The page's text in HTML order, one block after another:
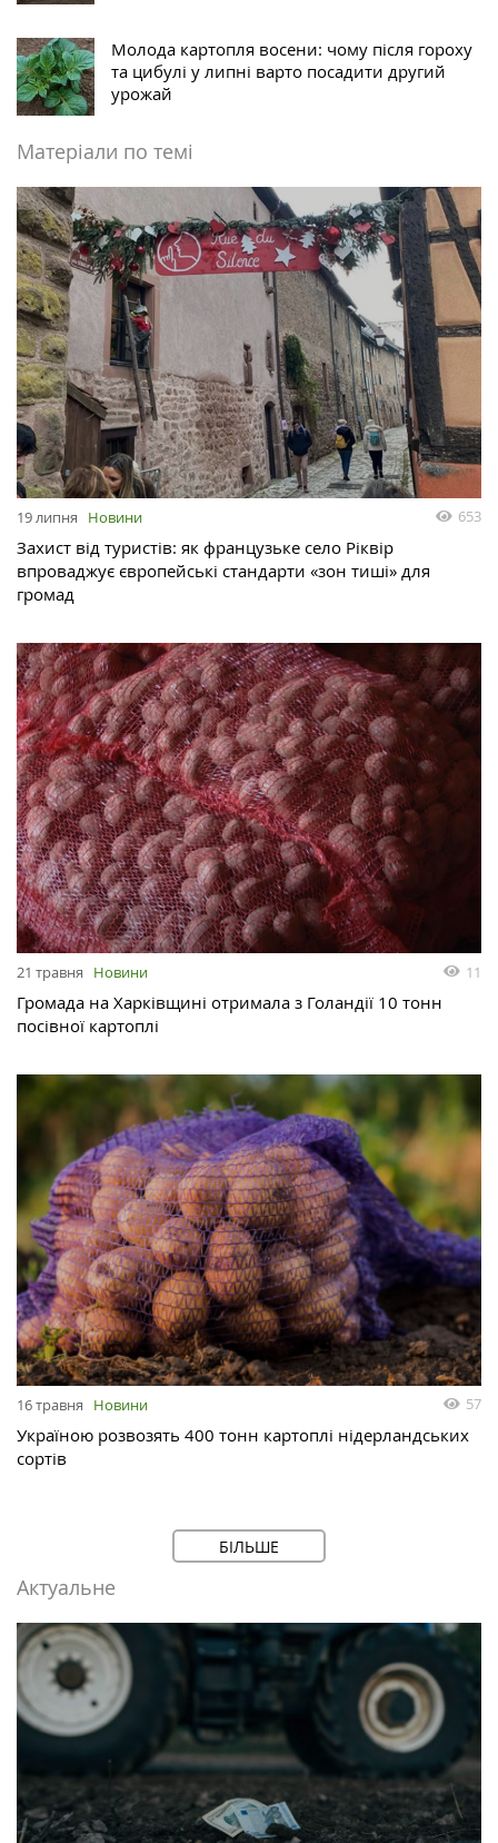
Молода картопля восени: чому після гороху
та цибулі у липні варто посадити другий
урожай
Матеріали по темі
19 липня Новини 653
Захист від туристів: як французьке село Ріквір
впроваджує європейські стандарти «зон тиші» для
громад
21 травня Новини 11
Громада на Харківщині отримала з Голандії 10 тонн
посівної картоплі
16 травня Новини 57
Україною розвозять 400 тонн картоплі нідерландських
сортів
БІЛЬШЕ
Актуальне